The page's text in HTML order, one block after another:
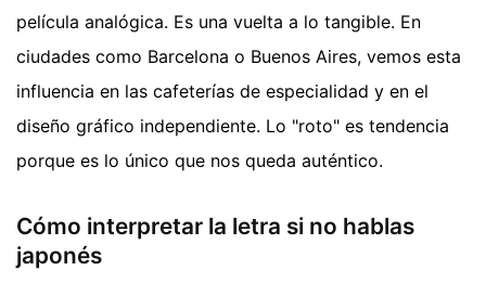
película analógica. Es una vuelta a lo tangible. En
ciudades como Barcelona o Buenos Aires, vemos esta
influencia en las cafeterías de especialidad y en el
diseño gráfico independiente. Lo "roto" es tendencia
porque es lo único que nos queda auténtico.
Cómo interpretar la letra si no hablas
japonés